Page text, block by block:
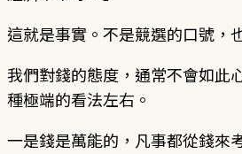
這就是事實。不是競選的口號，
我們對錢的態度，通常不會如此
種極端的看法左右。
一是錢是萬能的，凡事都從錢來